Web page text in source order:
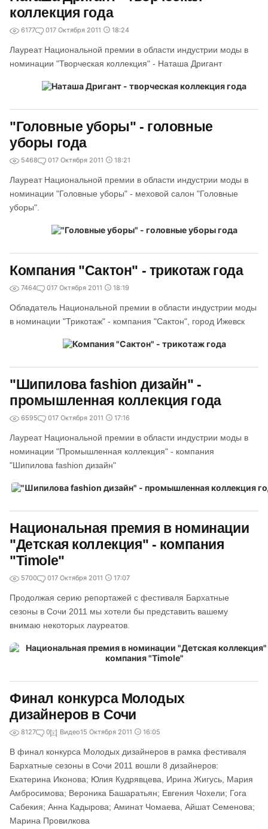
коллекция года
6177 017 Октября 2011 18:24
Лауреат Национальной премии в области индустрии моды в
номинации "Творческая коллекция" - Наташа Дригант
"Головные уборы" - головные
уборы года
5468 017 Октября 2011 18:21
Лауреат Национальной премии в области индустрии моды в
номинации "Головные уборы" - меховой салон "Головные
уборы".
Компания "Сактон" - трикотаж года
7464 017 Октября 2011 18:19
Обладатель Национальной премии в области индустрии моды
в номинации "Трикотаж" - компания "Сактон", город Ижевск
"Шипилова fashion дизайн" -
промышленная коллекция года
6595 017 Октября 2011 17:16
Лауреат Национальной премии в области индустрии моды в
номинации "Промышленная коллекция" - компания
"Шипилова fashion дизайн"
Национальная премия в номинации
"Детская коллекция" - компания
"Timole"
5700 017 Октября 2011 17:07
Продолжая серию репортажей с фестиваля Бархатные
сезоны в Сочи 2011 мы хотели бы представить вашему
внимаю некоторых лауреатов.
Финал конкурса Молодых
дизайнеров в Сочи
8127 0 Видео15 Октября 2011 16:05
В финал конкурса Молодых дизайнеров в рамка фестиваля
Бархатные сезоны в Сочи 2011 вошли 8 дизайнеров:
Екатерина Иконова; Юлия Кудрявцева, Ирина Жигусь, Мария
Амбросимова; Вероника Башаратьян; Евгения Чохели; Гога
Сабекия; Анна Кадырова; Аминат Чомаева, Айшат Семенова;
Марина Провилкова